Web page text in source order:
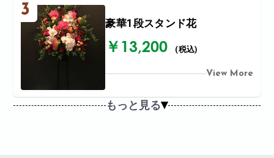
3
豪華1段スタンド花
￥13,200 (税込)
View More
もっと見る